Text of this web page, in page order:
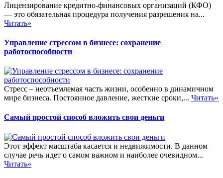
Лицензирование кредитно-финансовых организаций (КФО)
— это обязательная процедура получения разрешения на...
Читать»
Управление стрессом в бизнесе: сохранение
работоспособности
Стресс – неотъемлемая часть жизни, особенно в динамичном
мире бизнеса. Постоянное давление, жесткие сроки,... Читать»
Самый простой способ вложить свои деньги
Этот эффект масштаба касается и недвижимости. В данном
случае речь идет о самом важном и наиболее очевидном...
Читать»